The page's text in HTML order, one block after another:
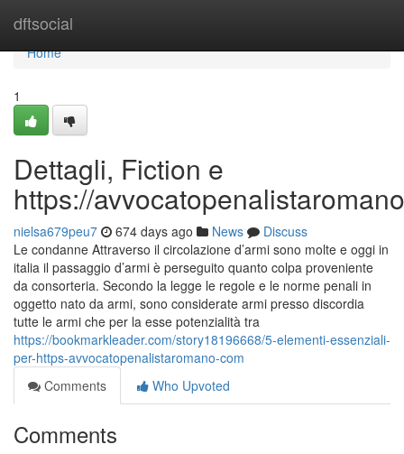
dftsocial
Home
Home
1
Dettagli, Fiction e
https://
nielsa679peu7 674 days ago News
Discuss
Le condanne Attraverso il circolazione d’armi sono molte e oggi in
italia il passaggio d’armi è perseguito quanto colpa proveniente
da consorteria. Secondo la legge le regole e le norme penali in
oggetto nato da armi, sono considerate armi presso discordia
tutte le armi che per la esse potenzialità tra
https://bookmarkleader.com/story18196668/5-elementi-essenziali-
per-https-avvocatopenalistaromano-com
Comments
Who Upvoted
Comments